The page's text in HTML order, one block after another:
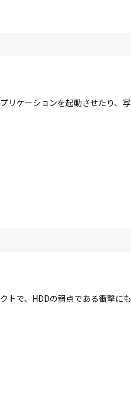
リケーションを起動させたり、写
トで、HDDの弱点である衝撃にも